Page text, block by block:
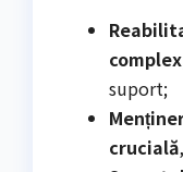
complex
suport;
crucială